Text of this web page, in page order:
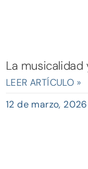
La musicalidad
LEER ARTÍCULO »
12 de marzo, 2026